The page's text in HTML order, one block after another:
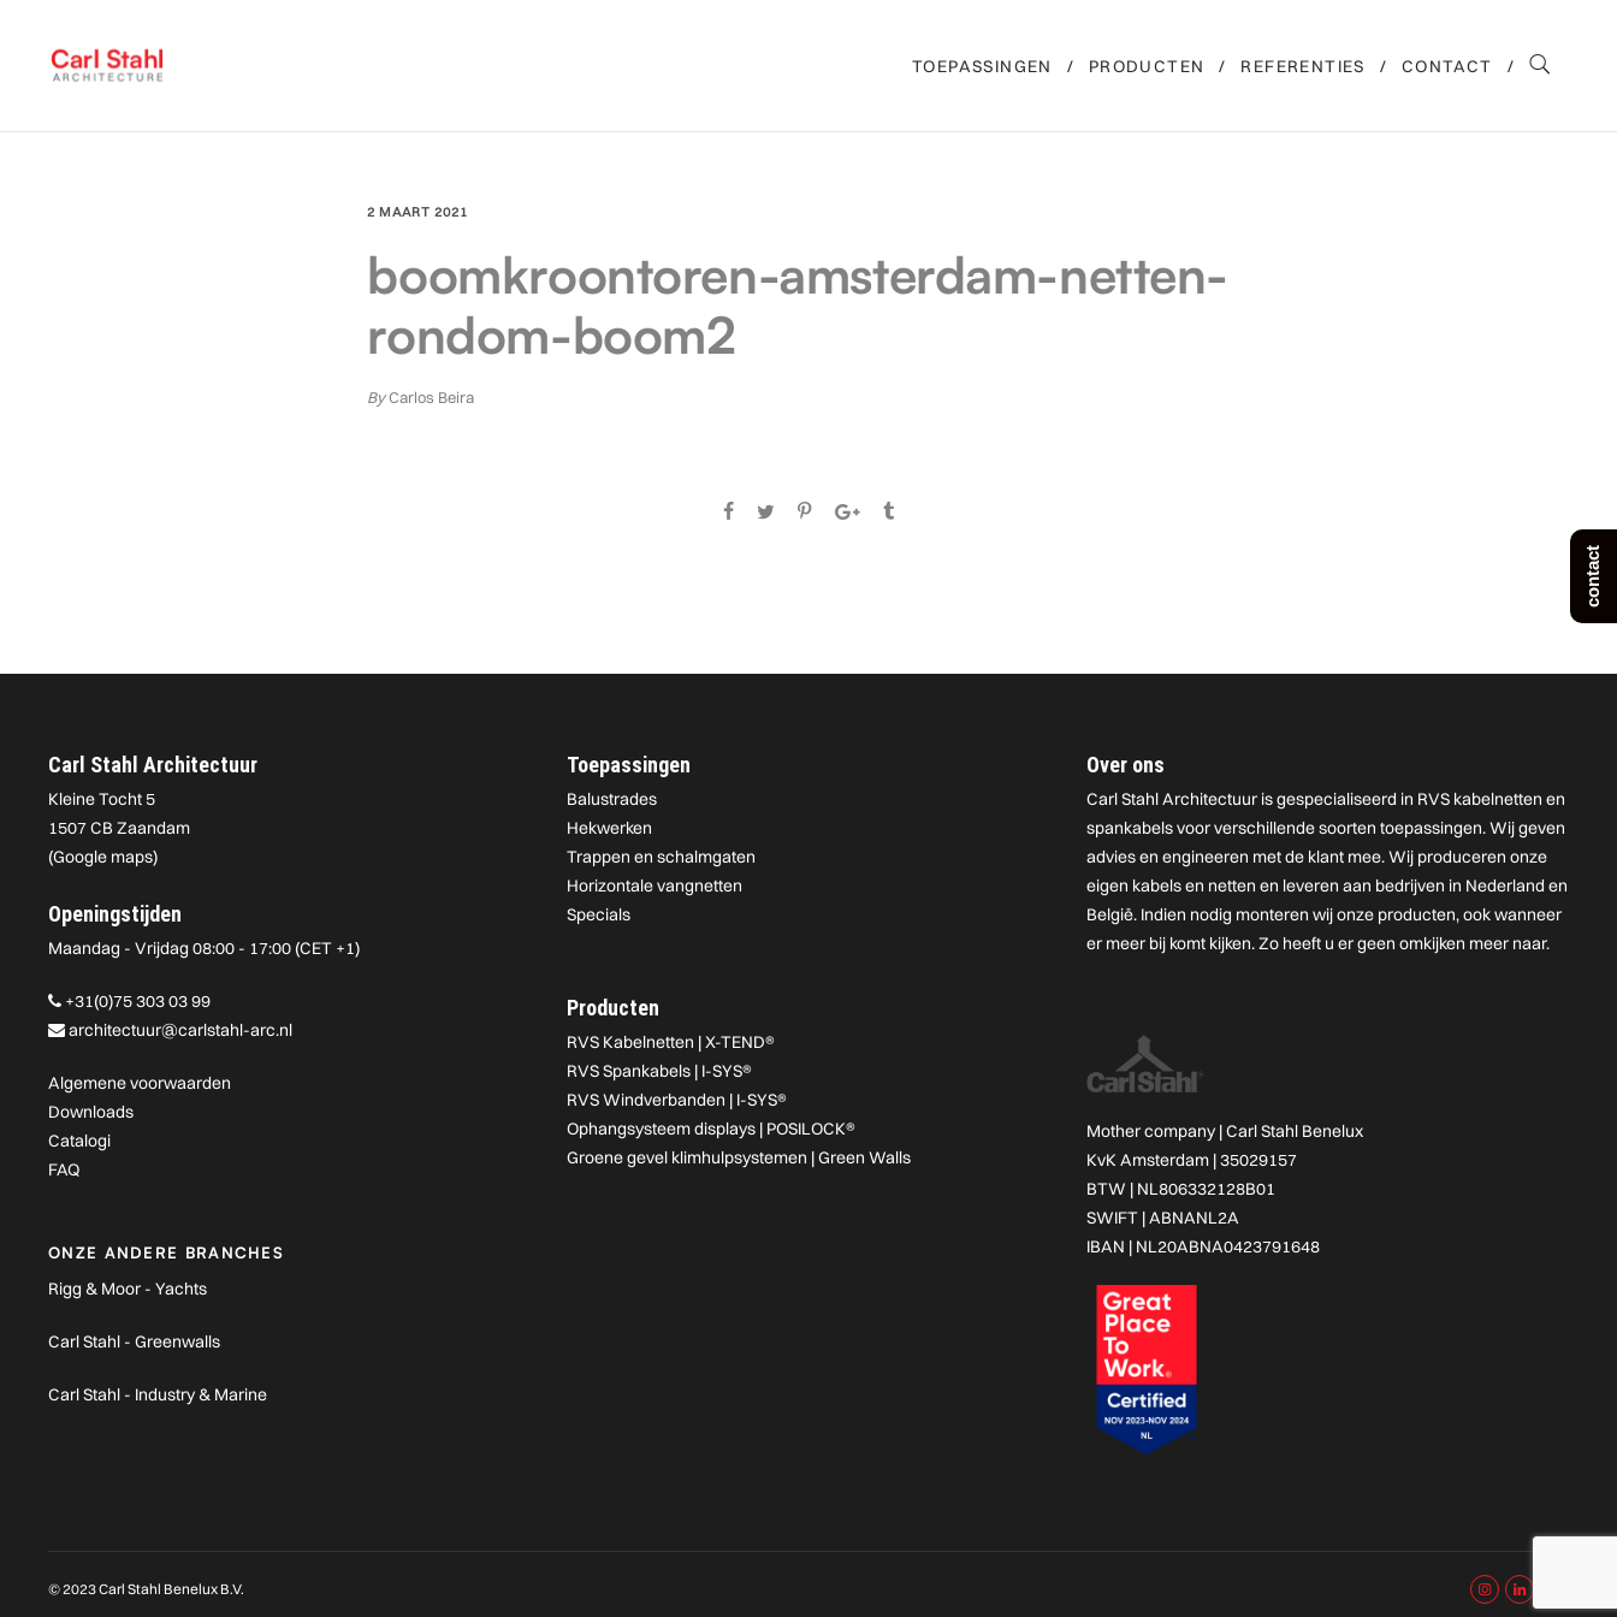
TOEPASSINGEN PRODUCTEN REFERENTIES CONTACT
2 MAART 2021
boomkroontoren-amsterdam-netten-
rondom-boom2
ByCarlos Beira
Carl Stahl Architectuur
Kleine Tocht 5
1507 CB Zaandam
(Google maps)
Openingstijden
Maandag - Vrijdag 08:00 - 17:00 (CET +1)
+31(0)75 303 03 99
architectuur@carlstahl-arc.nl
Algemene voorwaarden
Downloads
Catalogi
FAQ
ONZE ANDERE BRANCHES
Rigg & Moor - Yachts
Carl Stahl - Greenwalls
Carl Stahl - Industry & Marine
Toepassingen
Balustrades
Hekwerken
Trappen en schalmgaten
Horizontale vangnetten
Specials
Producten
RVS Kabelnetten | X-TEND®
RVS Spankabels | I-SYS®
RVS Windverbanden | I-SYS®
Ophangsysteem displays | POSILOCK®
Groene gevel klimhulpsystemen | Green Walls
Over ons
Carl Stahl Architectuur is gespecialiseerd in RVS kabelnetten en
spankabels voor verschillende soorten toepassingen. Wij geven
advies en engineeren met de klant mee. Wij produceren onze
eigen kabels en netten en leveren aan bedrijven in Nederland en
België. Indien nodig monteren wij onze producten, ook wanneer
er meer bij komt kijken. Zo heeft u er geen omkijken meer naar.
Mother company |Carl Stahl Benelux
KvK Amsterdam | 35029157
BTW | NL806332128B01
SWIFT | ABNANL2A
IBAN | NL20ABNA0423791648
© 2023 Carl Stahl Benelux B.V.
contact